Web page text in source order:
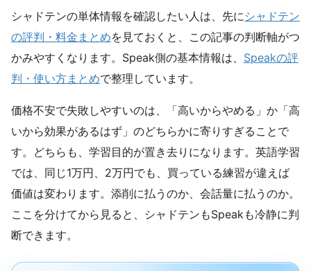
シャドテンの単体情報を確認したい人は、先にシャドテン
の評判・料金まとめを見ておくと、この記事の判断軸がつ
かみやすくなります。Speak側の基本情報は、 Speakの評
判・使い方まとめで整理しています。
価格不安で失敗しやすいのは、「高いからやめる」か「高
いから効果があるはず」のどちらかに寄りすぎることで
す。どちらも、学習目的が置き去りになります。英語学習
では、同じ1万円、2万円でも、買っている練習が違えば
価値は変わります。添削に払うのか、会話量に払うのか。
ここを分けてから見ると、シャドテンもSpeakも冷静に判
断できます。